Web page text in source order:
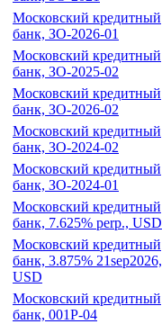
Московский кредитный
банк, ЗО-2026-01
Московский кредитный
банк, ЗО-2025-02
Московский кредитный
банк, ЗО-2026-02
Московский кредитный
банк, ЗО-2024-02
Московский кредитный
банк, ЗО-2024-01
Московский кредитный
банк, 7.625% perp., USD
Московский кредитный
банк, 3.875% 21sep2026,
USD
Московский кредитный
банк, 001Р-04